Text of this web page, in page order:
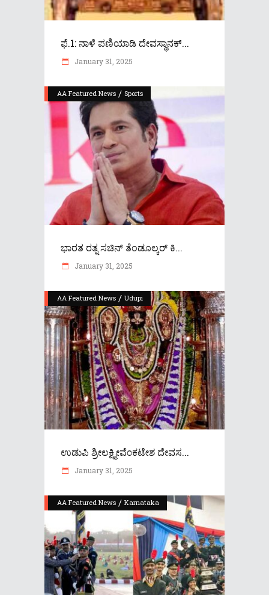
ಫೆ.1: ನಾಳೆ ಪಣಿಯಾಡಿ ದೇವಸ್ಥಾನಕ್...
January 31, 2025
AA Featured News / Sports
ಭಾರತ ರತ್ನ ಸಚಿನ್ ತೆಂಡೂಲ್ಕರ್ ಕಿ...
January 31, 2025
AA Featured News / Udupi
ಉಡುಪಿ ಶ್ರೀಲಕ್ಷ್ಮೀವೆ೦ಕಟೇಶ ದೇವಸ...
January 31, 2025
AA Featured News / Karnataka